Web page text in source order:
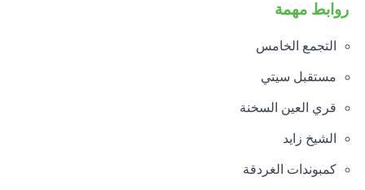
روابط مهمة
التجمع الخامس
مستقبل سيتي
قري العين السخنة
الشيخ زايد
كمبوندات الغردقة